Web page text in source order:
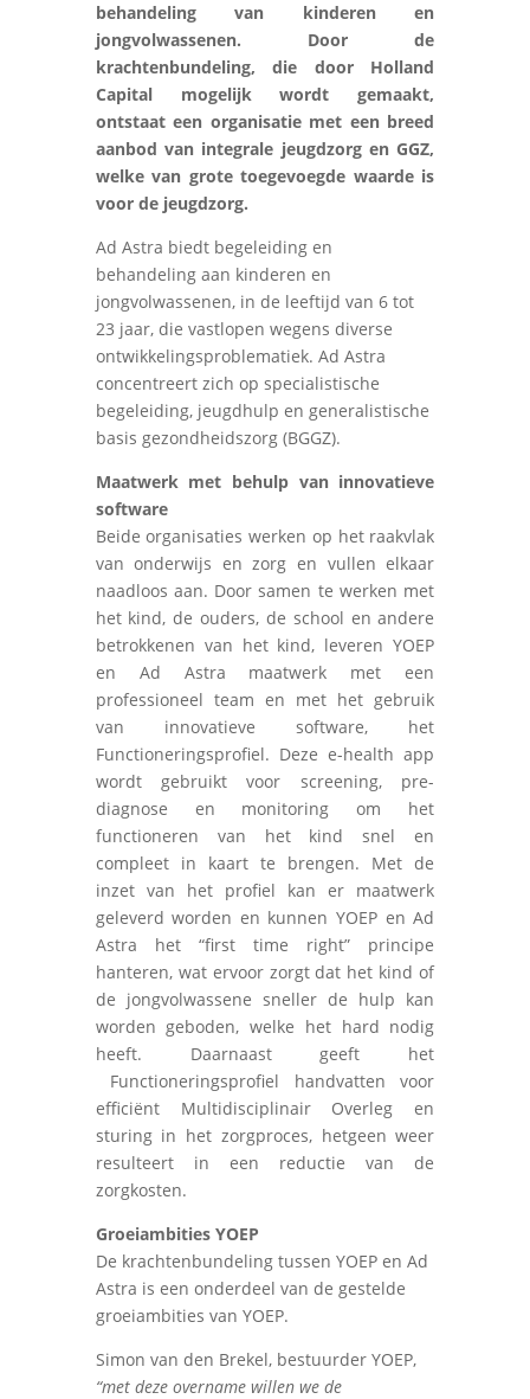
behandeling van kinderen en
jongvolwassenen. Door de
krachtenbundeling, die door Holland
Capital mogelijk wordt gemaakt,
ontstaat een organisatie met een breed
aanbod van integrale jeugdzorg en GGZ,
welke van grote toegevoegde waarde is
voor de jeugdzorg.
Ad Astra biedt begeleiding en
behandeling aan kinderen en
jongvolwassenen, in de leeftijd van 6 tot
23 jaar, die vastlopen wegens diverse
ontwikkelingsproblematiek. Ad Astra
concentreert zich op specialistische
begeleiding, jeugdhulp en generalistische
basis gezondheidszorg (BGGZ).
Maatwerk met behulp van innovatieve
software
Beide organisaties werken op het raakvlak
van onderwijs en zorg en vullen elkaar
naadloos aan. Door samen te werken met
het kind, de ouders, de school en andere
betrokkenen van het kind, leveren YOEP
en Ad Astra maatwerk met een
professioneel team en met het gebruik
van innovatieve software, het
Functioneringsprofiel. Deze e-health app
wordt gebruikt voor screening, pre-
diagnose en monitoring om het
functioneren van het kind snel en
compleet in kaart te brengen. Met de
inzet van het profiel kan er maatwerk
geleverd worden en kunnen YOEP en Ad
Astra het “first time right” principe
hanteren, wat ervoor zorgt dat het kind of
de jongvolwassene sneller de hulp kan
worden geboden, welke het hard nodig
heeft. Daarnaast geeft het
Functioneringsprofiel handvatten voor
efficiënt Multidisciplinair Overleg en
sturing in het zorgproces, hetgeen weer
resulteert in een reductie van de
zorgkosten.
Groeiambities YOEP
De krachtenbundeling tussen YOEP en Ad
Astra is een onderdeel van de gestelde
groeiambities van YOEP.
Simon van den Brekel, bestuurder YOEP,
“met deze overname willen we de